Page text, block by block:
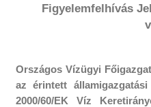
Figyelemfelhívás
Országos Vízügyi
az érintett
2000/60/EK Víz